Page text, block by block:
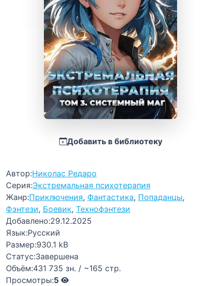
Добавить в библиотеку
Автор:Николас Редаро
Серия:Экстремальная психотерапия
Жанр:Приключения, Фантастика, Попаданцы,
Фэнтези, Боевик, Технофэнтези
Добавлено:29.12.2025
Язык:Русский
Размер:930.1 kB
Статус:Завершена
Объём:431 735 зн. / ~165 стр.
Просмотры:5